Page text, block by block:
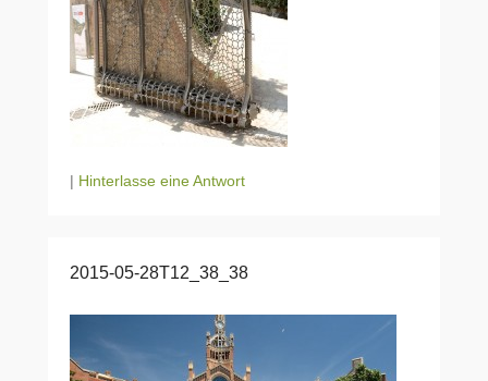
| Hinterlasse eine Antwort
2015-05-28T12_38_38